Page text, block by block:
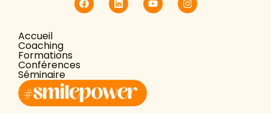
Accueil
Coaching
Formations
Conférences
Séminaire